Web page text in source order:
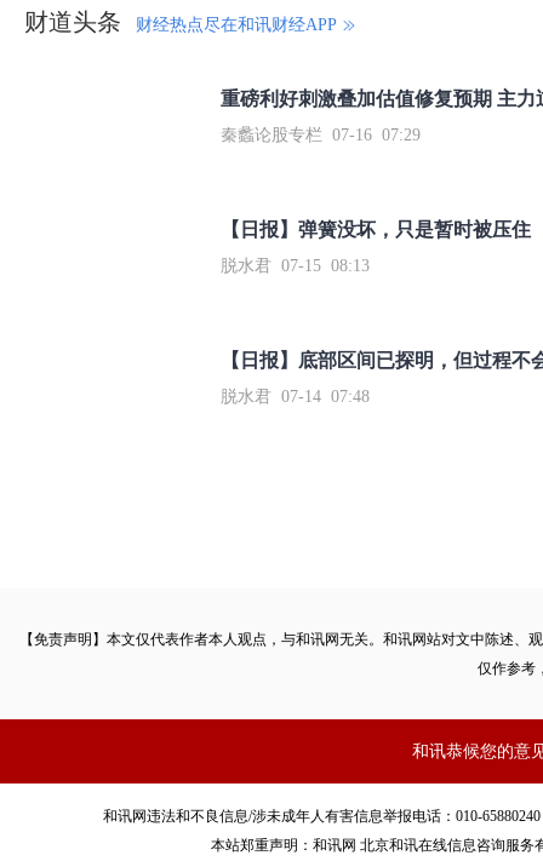
财道头条 财经热点尽在和讯财经APP
秦蠡论股专栏 07-16 07:29
【日报】弹簧没坏，只是暂时被压住
脱水君 07-15 08:13
【日报】底部区间已探明，但过程不
脱水君 07-14 07:48
【免责声明】本文仅代表作者本人观点，与和讯网无关。和讯网站对文中陈述
仅作参考
和讯恭候您的意
和讯网违法和不良信息/涉未成年人有害信息举报电话：010-
本站郑重声明：和讯网 北京和讯在线信息咨询服